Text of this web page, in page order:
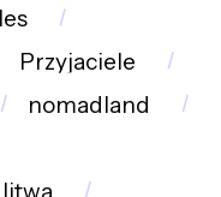
Przyjaciele
nomadland